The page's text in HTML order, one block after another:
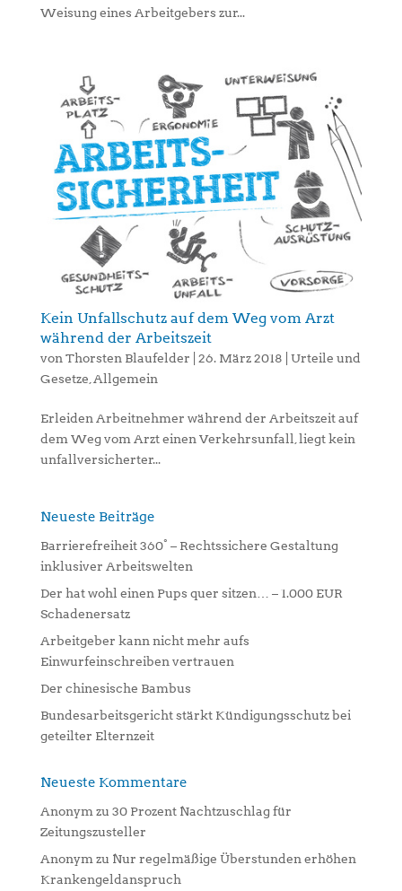
Weisung eines Arbeitgebers zur...
Kein Unfallschutz auf dem Weg vom Arzt
während der Arbeitszeit
vonThorsten Blaufelder 26. März 2018
Urteile und
Gesetze,Allgemein
Erleiden Arbeitnehmer während der Arbeitszeit auf
dem Weg vom Arzt einen Verkehrsunfall, liegt kein
unfallversicherter...
Neueste Beiträge
Barrierefreiheit 360° – Rechtssichere Gestaltung
inklusiver Arbeitswelten
Der hat wohl einen Pups quer sitzen… – 1.000 EUR
Schadenersatz
Arbeitgeber kann nicht mehr aufs
Einwurfeinschreiben vertrauen
Der chinesische Bambus
Bundesarbeitsgericht stärkt Kündigungsschutz bei
geteilter Elternzeit
Neueste Kommentare
Anonymzu 30 Prozent Nachtzuschlag für
Zeitungszusteller
Anonymzu Nur regelmäßige Überstunden erhöhen
Krankengeldanspruch